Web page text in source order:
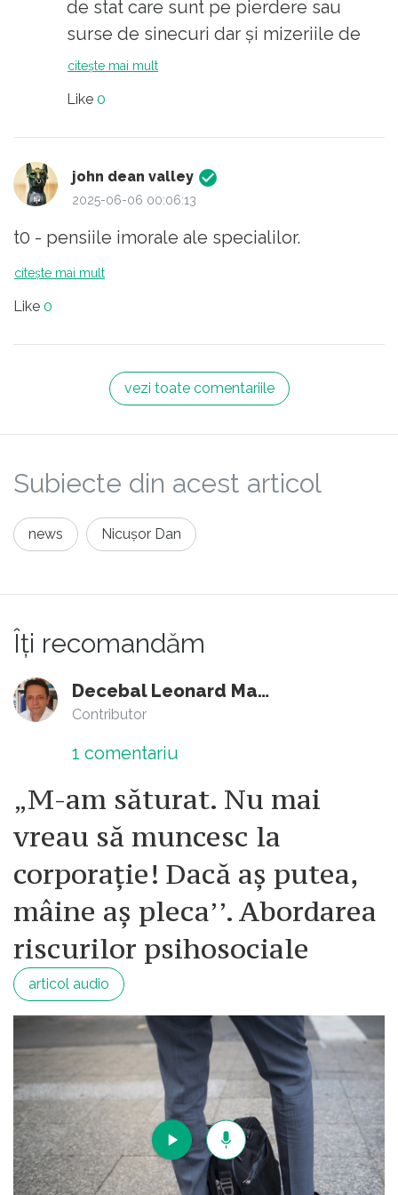
de stat care sunt pe pierdere sau
surse de sinecuri dar și mizeriile de
pensii speciale pentru niște șmecheri
citește mai mult
Like 0
john dean valley
2025-06-06 00:06:13
t0 - pensiile imorale ale specialilor.
citește mai mult
Like 0
vezi toate comentariile
Subiecte din acest articol
news Nicușor Dan
Îți recomandăm
Decebal Leonard Marin
Contributor
1 comentariu
„M-am săturat. Nu mai
vreau să muncesc la
corporație! Dacă aș putea,
mâine aș pleca’’. Abordarea
riscurilor psihosociale
articol audio